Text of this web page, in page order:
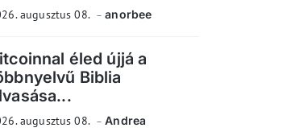
augusztus 08. anorbee
éled újjá a
Biblia
augusztus 08. Andrea